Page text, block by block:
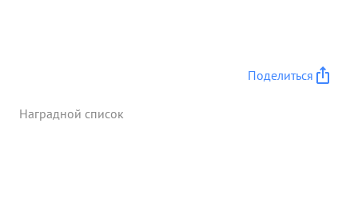
Поделиться
Наградной список